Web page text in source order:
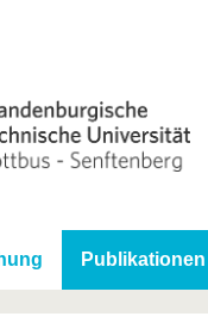
Im
Publikationen